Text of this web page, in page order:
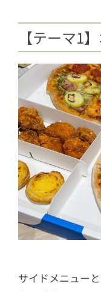
【テーマ1
サイドメニュー